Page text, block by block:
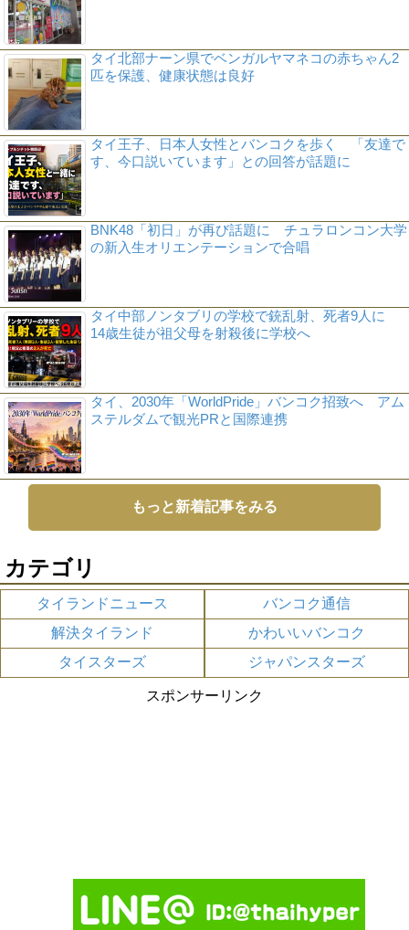
タイ北部ナーン県でベンガルヤマネコの赤ちゃん2
匹を保護、健康状態は良好
タイ王子、日本人女性とバンコクを歩く 「友達で
す、今口説いています」との回答が話題に
BNK48「初日」が再び話題に チュラロンコン大学
の新入生オリエンテーションで合唱
タイ中部ノンタブリの学校で銃乱射、死者9人に
14歳生徒が祖父母を射殺後に学校へ
タイ、2030年「WorldPride」バンコク招致へ アム
ステルダムで観光PRと国際連携
もっと新着記事をみる
カテゴリ
タイランドニュース
バンコク通信
解決タイランド
かわいいバンコク
タイスターズ
ジャパンスターズ
スポンサーリンク